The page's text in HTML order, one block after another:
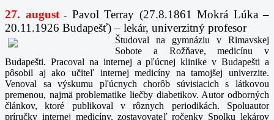
27. august- Pavol Terray (27.8.1861 Mokrá Lúka –
20.11.1926 Budapešť) – lekár, univerzitný profesor
Študoval na gymnáziu v Rimavskej
Sobote a Rožňave, medicínu v
Budapešti. Pracoval na internej a pľúcnej klinike v Budapešti a
pôsobil aj ako učiteľ internej medicíny na tamojšej univerzite.
Venoval sa výskumu pľúcnych chorôb súvisiacich s látkovou
premenou, najmä problematike liečby diabetikov. Autor odborných
článkov, ktoré publikoval v rôznych periodikách. Spoluautor
príručky internej medicíny, zostavovateľ ročenky Spolku lekárov